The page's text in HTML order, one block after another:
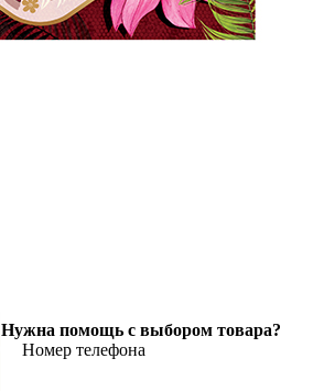
Нужна помощь с выбором товара?
Номер телефона